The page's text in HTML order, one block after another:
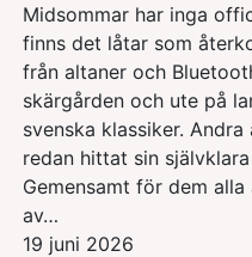
Midsommar har inga
finns det låtar som
från altaner och
skärgården och ute på
svenska klassiker.
redan hittat sin
Gemensamt för dem
av…
19 juni 2026